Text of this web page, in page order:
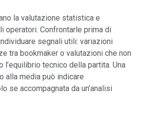
la valutazione statistica e
operatori. Confrontarle prima di
segnali utili: variazioni
tra bookmaker o valutazioni che non
l’equilibrio tecnico della partita. Una
alla media può indicare
se accompagnata da un’analisi